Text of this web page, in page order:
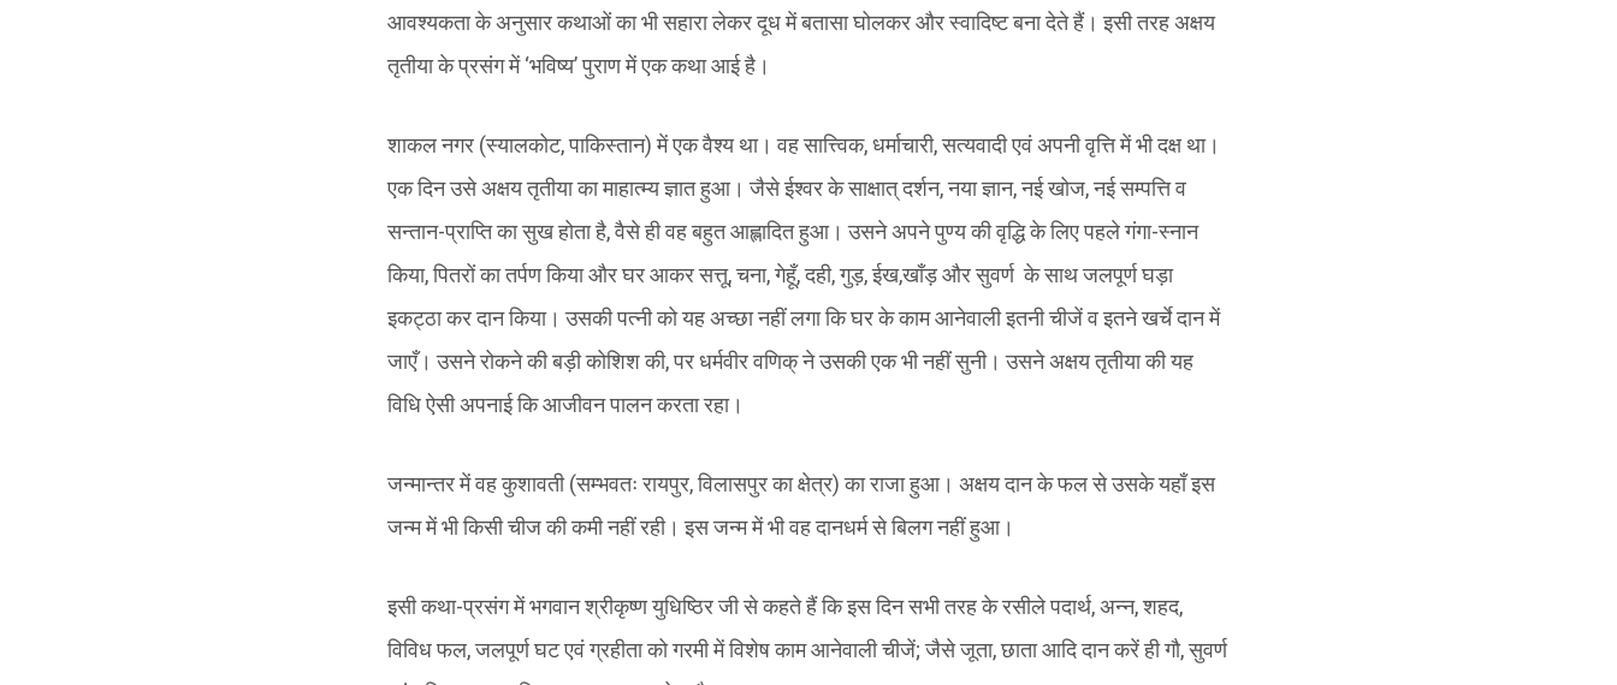
आवश्यकता के अनुसार कथाओं का भी सहारा लेकर दूध में बतासा घोलकर और स्वादिष्ट बना देते हैं। इसी तरह अक्षय
तृतीया के प्रसंग में ‘भविष्य’ पुराण में एक कथा आई है।
शाकल नगर (स्यालकोट, पाकिस्तान) में एक वैश्य था। वह सात्त्विक, धर्माचारी, सत्यवादी एवं अपनी वृत्ति में भी दक्ष था।
एक दिन उसे अक्षय तृतीया का माहात्म्य ज्ञात हुआ। जैसे ईश्वर के साक्षात् दर्शन, नया ज्ञान, नई खोज, नई सम्पत्ति व
सन्तान-प्राप्ति का सुख होता है, वैसे ही वह बहुत आह्लादित हुआ। उसने अपने पुण्य की वृद्धि के लिए पहले गंगा-स्नान
किया, पितरों का तर्पण किया और घर आकर सत्तू, चना, गेहूँ, दही, गुड़, ईख,खाँड़ और सुवर्ण के साथ जलपूर्ण घड़ा
इकट्ठा कर दान किया। उसकी पत्नी को यह अच्छा नहीं लगा कि घर के काम आनेवाली इतनी चीजें व इतने खर्चे दान में
जाएँ। उसने रोकने की बड़ी कोशिश की, पर धर्मवीर वणिक् ने उसकी एक भी नहीं सुनी। उसने अक्षय तृतीया की यह
विधि ऐसी अपनाई कि आजीवन पालन करता रहा।
जन्मान्तर में वह कुशावती (सम्भवतः रायपुर, विलासपुर का क्षेत्र) का राजा हुआ। अक्षय दान के फल से उसके यहाँ इस
जन्म में भी किसी चीज की कमी नहीं रही। इस जन्म में भी वह दानधर्म से बिलग नहीं हुआ।
इसी कथा-प्रसंग में भगवान श्रीकृष्ण युधिष्ठिर जी से कहते हैं कि इस दिन सभी तरह के रसीले पदार्थ, अन्न, शहद,
विविध फल, जलपूर्ण घट एवं ग्रहीता को गरमी में विशेष काम आनेवाली चीजें; जैसे जूता, छाता आदि दान करें ही गौ, सुवर्ण